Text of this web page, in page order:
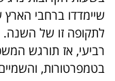
המילון
הכלכלי
פודקאסט
שיימדדו ברחבי הארץ
לתקופה זו של השנה.
רביעי, אז תורגש
בטמפרטורות,